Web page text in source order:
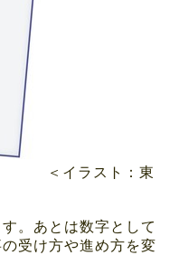
＜イラスト：東
。あとは数字として
受け方や進め方を変